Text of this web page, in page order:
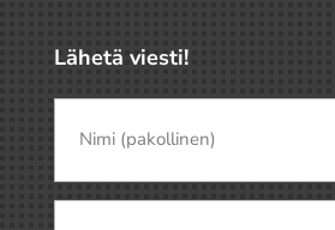
Lähetä viesti!
(pakollinen)
(Pakollinen)
Nimi